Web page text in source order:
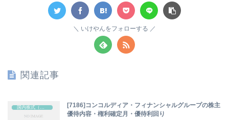
いけやんをフォローする
関連記事
[7186]コンコルディア・フィナンシャルグループの株主
優待内容・権利確定月・優待利回り